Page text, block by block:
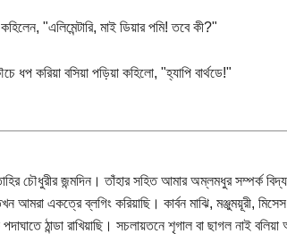
"এলিমেন্টারি, মাই ডিয়ার পমি! তবে কী?"
ধপ করিয়া বসিয়া পড়িয়া কহিলো, "হ্যাপি বার্থডে!"
চৌধুরীর জন্মদিন। তাঁহার সহিত আমার অম্লমধুর সম্পর্ক
আমরা একত্রে ব্লগিং করিয়াছি। কার্বন মাঝি, মঞ্জুময়ূরী,
পদাঘাতে ঠান্ডা রাখিয়াছি। সচলায়তনে শৃগাল বা ছাগল নাই